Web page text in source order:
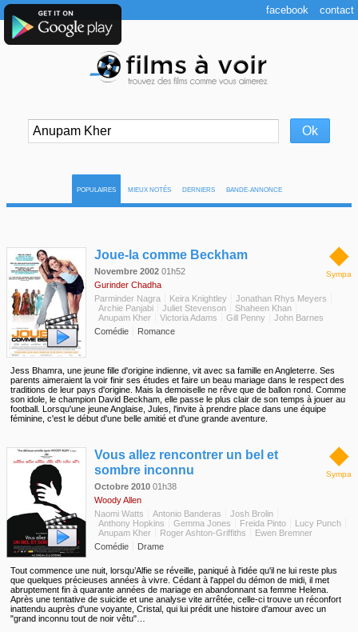
POPULAIRES MIEUX NOTÉS DERNIERS BANDE-ANNONCE
◆
Sympa
Joue-la comme Beckham
Novembre 2002 01h52
Gurinder Chadha
Parminder Nagra
Keira Knightley
Jonathan Rhys Meyers
Archie Panjabi
Juliet Stevenson
Shaheen Khan
Anupam Kher
Victoria Adams Gill Penny
John Barnes
Comédie
Romance
Jess Bhamra, une jeune fille d'origine indienne, vit avec sa famille en Angleterre. Ses
parents aimeraient la voir finir ses études et faire un beau mariage dans le respect des
traditions de leur pays d'origine. Mais la demoiselle ne rêve que de ballon rond. Comme
son idole, le champion David Beckham, elle passe le plus clair de son temps à jouer au
football. Lorsqu'une jeune Anglaise, Jules, l'invite à prendre place dans une équipe
féminine, c'est le début d'une belle amitié et d'une grande aventure.
◆
Sympa
Vous allez rencontrer un bel et
sombre inconnu
Octobre 2010 01h38
Woody Allen
Naomi Watts
Antonio Banderas
Josh Brolin
Anthony Hopkins
Gemma Jones Freida Pinto
Lucy Punch
Anupam Kher
Roger Ashton-Griffiths
Ewen Bremner
Comédie
Drame
Tout commence une nuit, lorsqu’Alfie se réveille, paniqué à l'idée qu'il ne lui reste plus
que quelques précieuses années à vivre. Cédant à l'appel du démon de midi, il met
abruptement fin à quarante années de mariage en abandonnant sa femme Helena.
Après une tentative de suicide et une analyse vite arrêtée, celle-ci trouve un réconfort
inattendu auprès d'une voyante, Cristal, qui lui prédit une histoire d'amour avec un
"grand inconnu tout de noir vêtu"…
facebook contact